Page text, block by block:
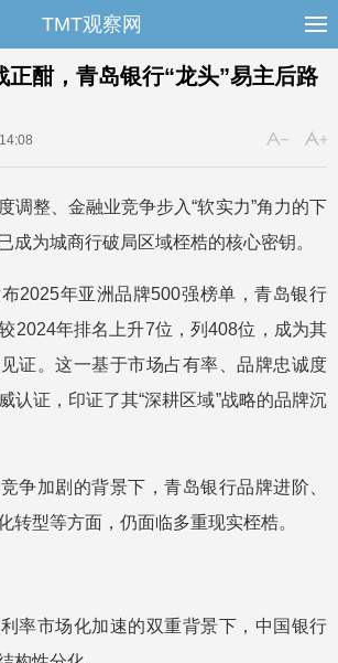
TMT观察网
正酣，青岛银行“龙头”易主后路
调整、金融业竞争步入“软实力”角力的下
成为城商行破局区域桎梏的核心密钥。
2025年亚洲品牌500强榜单，青岛银行
2024年排名上升7位，列408位，成为其
证。这一基于市场占有率、品牌忠诚度
认证，印证了其“深耕区域”战略的品牌沉
争加剧的背景下，青岛银行品牌进阶、
转型等方面，仍面临多重现实桎梏。
率市场化加速的双重背景下，中国银行